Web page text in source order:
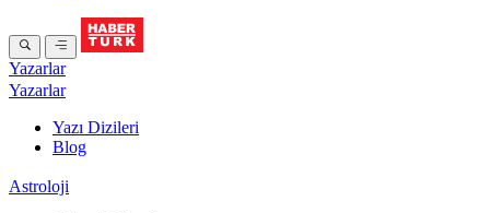
Yazarlar
Yazarlar
Yazı Dizileri
Blog
Astroloji